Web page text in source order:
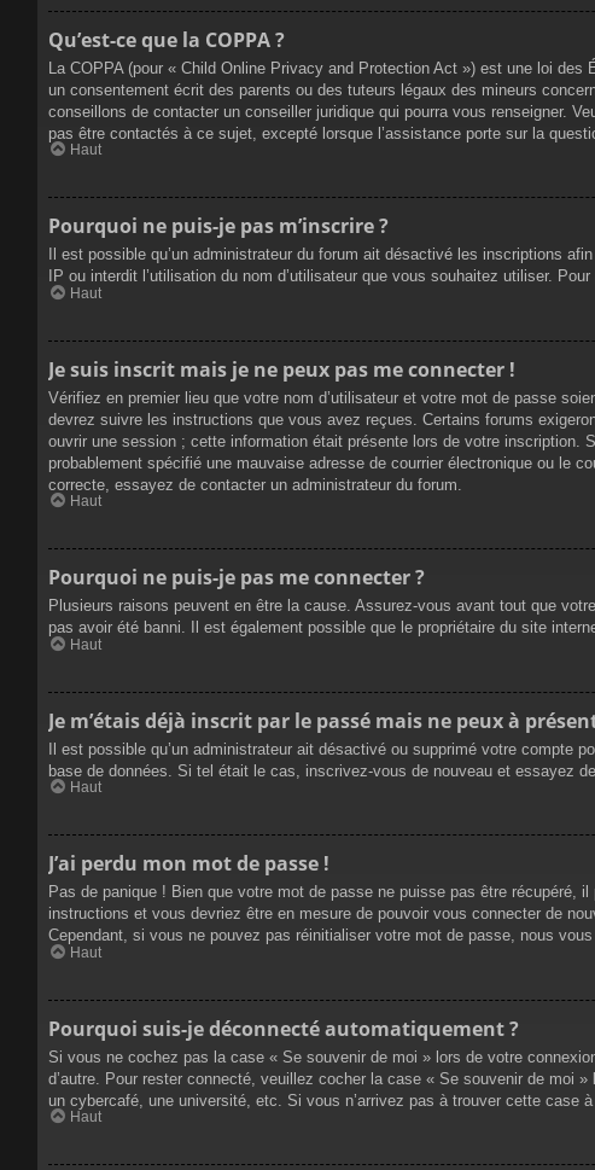
Qu’est-ce que la COPPA ?
La COPPA (pour « Child Online Privacy and Protection Act ») est une loi
un consentement écrit des parents ou des tuteurs légaux des mineurs
conseillons de contacter un conseiller juridique qui pourra vous renseigner.
pas être contactés à ce sujet, excepté lorsque l’assistance porte sur la
Haut
Pourquoi ne puis-je pas m’inscrire ?
Il est possible qu’un administrateur du forum ait désactivé les inscriptions
IP ou interdit l’utilisation du nom d’utilisateur que vous souhaitez utiliser.
Haut
Je suis inscrit mais je ne peux pas me connecter !
Vérifiez en premier lieu que votre nom d’utilisateur et votre mot de passe
devrez suivre les instructions que vous avez reçues. Certains forums
ouvrir une session ; cette information était présente lors de votre
probablement spécifié une mauvaise adresse de courrier électronique ou le
correcte, essayez de contacter un administrateur du forum.
Haut
Pourquoi ne puis-je pas me connecter ?
Plusieurs raisons peuvent en être la cause. Assurez-vous avant tout que
pas avoir été banni. Il est également possible que le propriétaire du site
Haut
Je m’étais déjà inscrit par le passé mais ne peux à
Il est possible qu’un administrateur ait désactivé ou supprimé votre compte
base de données. Si tel était le cas, inscrivez-vous de nouveau et essayez
Haut
J’ai perdu mon mot de passe !
Pas de panique ! Bien que votre mot de passe ne puisse pas être récupéré,
instructions et vous devriez être en mesure de pouvoir vous connecter de
Cependant, si vous ne pouvez pas réinitialiser votre mot de passe, nous
Haut
Pourquoi suis-je déconnecté automatiquement ?
Si vous ne cochez pas la case « Se souvenir de moi » lors de votre
d’autre. Pour rester connecté, veuillez cocher la case « Se souvenir de moi
un cybercafé, une université, etc. Si vous n’arrivez pas à trouver cette case
Haut